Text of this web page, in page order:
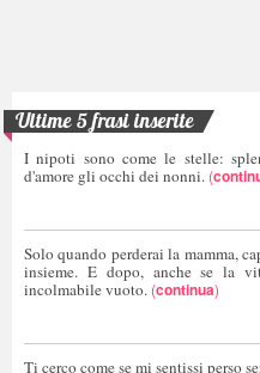
Ultime 5 frasi inserite
I nipoti sono come le stelle:
d'amore gli occhi dei nonni. (
Solo quando perderai la mamma,
insieme. E dopo, anche se la
incolmabile vuoto. (continua)
Ti cerco come se mi sentissi perso